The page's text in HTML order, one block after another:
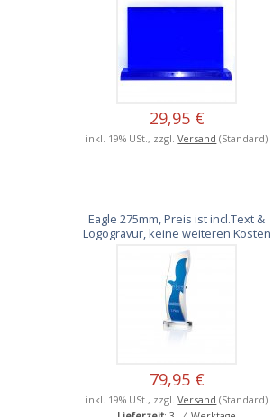
29,95 €
inkl. 19% USt., zzgl.Versand (Standard)
Eagle 275mm, Preis ist incl.Text &
Logogravur, keine weiteren Kosten
79,95 €
inkl. 19% USt., zzgl.Versand (Standard)